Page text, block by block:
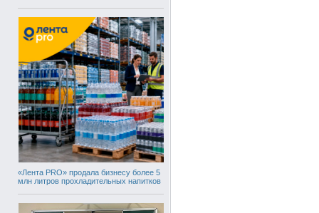
«Лента PRO» продала бизнесу более 5
млн литров прохладительных напитков